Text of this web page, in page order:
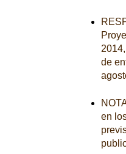
de
en